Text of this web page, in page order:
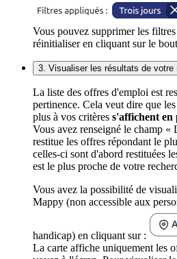
Vous pouvez supprimer les
réinitialiser en cliquant sur le
3. Visualiser les résultats de votre
La liste des offres d'emploi est
pertinence. Cela veut dire que
plus à vos critères s'affichent en
Vous avez renseigné le champ
restitue les offres répondant le
celles-ci sont d'abord restituées
est le plus proche de votre
Vous avez la possibilité de
Mappy (non accessible aux
handicap) en cliquant sur :
La carte affiche uniquement les